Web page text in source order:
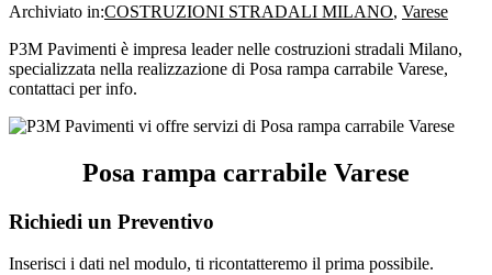
Archiviato in:COSTRUZIONI STRADALI MILANO, Varese
P3M Pavimenti è impresa leader nelle costruzioni stradali Milano,
specializzata nella realizzazione di Posa rampa carrabile Varese,
contattaci per info.
Posa rampa carrabile Varese
Richiedi un Preventivo
Inserisci i dati nel modulo, ti ricontatteremo il prima possibile.